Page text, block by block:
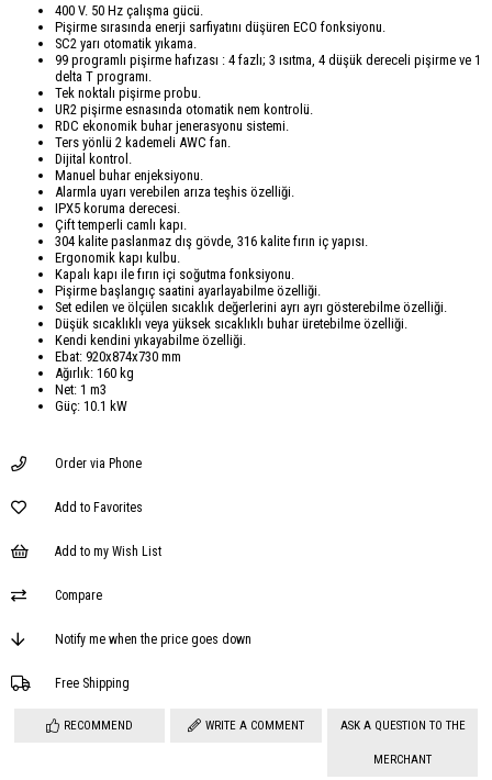
400 V. 50 Hz çalışma gücü.
Pişirme sırasında enerji sarfiyatını düşüren ECO fonksiyonu.
SC2 yarı otomatik yıkama.
99 programlı pişirme hafızası : 4 fazlı; 3 ısıtma, 4 düşük dereceli pişirme ve 1
delta T programı.
Tek noktalı pişirme probu.
UR2 pişirme esnasında otomatik nem kontrolü.
RDC ekonomik buhar jenerasyonu sistemi.
Ters yönlü 2 kademeli AWC fan.
Dijital kontrol.
Manuel buhar enjeksiyonu.
Alarmla uyarı verebilen arıza teşhis özelliği.
IPX5 koruma derecesi.
Çift temperli camlı kapı.
304 kalite paslanmaz dış gövde, 316 kalite fırın iç yapısı.
Ergonomik kapı kulbu.
Kapalı kapı ile fırın içi soğutma fonksiyonu.
Pişirme başlangıç saatini ayarlayabilme özelliği.
Set edilen ve ölçülen sıcaklık değerlerini ayrı ayrı gösterebilme özelliği.
Düşük sıcaklıklı veya yüksek sıcaklıklı buhar üretebilme özelliği.
Kendi kendini yıkayabilme özelliği.
Ebat: 920x874x730 mm
Ağırlık: 160 kg
Net: 1 m3
Güç: 10.1 kW
Order via Phone
Add to Favorites
Add to my Wish List
Compare
Notify me when the price goes down
Free Shipping
RECOMMEND WRITE A COMMENT ASK A QUESTION TO THE
MERCHANT